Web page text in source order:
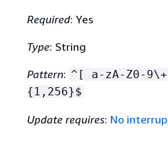
Required: Yes
Type: String
Pattern: ^[ a-zA-Z0-
{ 1,256}$
Update requires: No